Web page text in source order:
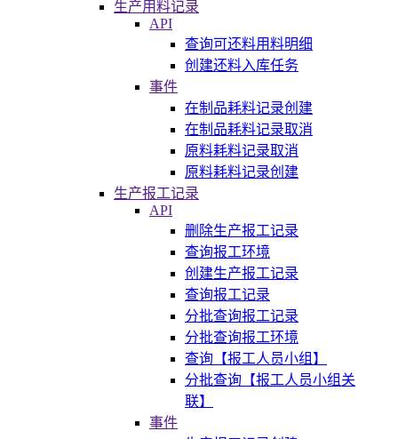
生产用料记录
API
查询可还料用料明细
创建还料入库任务
事件
在制品耗料记录创建
在制品耗料记录取消
原料耗料记录取消
原料耗料记录创建
生产报工记录
API
删除生产报工记录
查询报工环境
创建生产报工记录
查询报工记录
分批查询报工记录
分批查询报工环境
查询【报工人员小组】
分批查询【报工人员小组关
联】
事件